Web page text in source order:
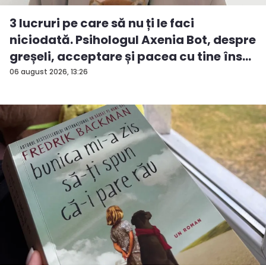
06 august 2026, 13:26
3 lucruri pe care să nu ți le faci
niciodată. Psihologul Axenia Bot, despre
greșeli, acceptare și pacea cu tine îns...